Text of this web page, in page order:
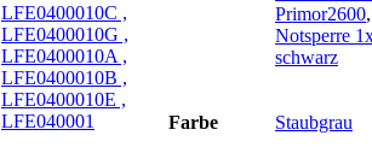
LFE0400010C ,
LFE0400010G ,
LFE0400010A ,
LFE0400010B ,
LFE0400010E ,
LFE040001
Primor2600
Notsperre
schwarz
Farbe Staubgrau